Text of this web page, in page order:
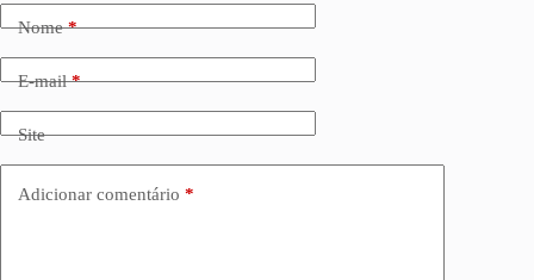
Nome*
E-mail*
Site
Adicionar comentário *